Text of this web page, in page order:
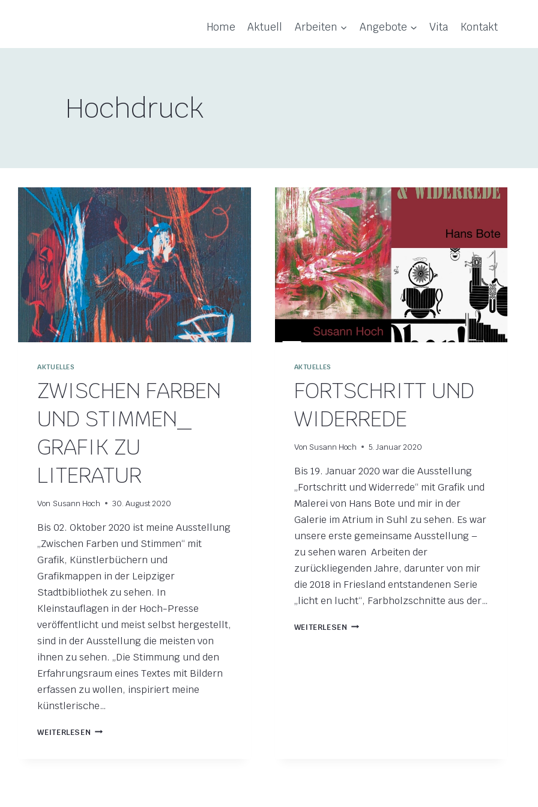
Home Aktuell Arbeiten Angebote Vita Kontakt
Hochdruck
AKTUELLES
ZWISCHEN FARBEN
UND STIMMEN_
GRAFIK ZU
LITERATUR
Von Susann Hoch 30. August 2020
Bis 02. Oktober 2020 ist meine Ausstellung
„Zwischen Farben und Stimmen“ mit
Grafik, Künstlerbüchern und
Grafikmappen in der Leipziger
Stadtbibliothek zu sehen. In
Kleinstauflagen in der Hoch-Presse
veröffentlicht und meist selbst hergestellt,
sind in der Ausstellung die meisten von
ihnen zu sehen. „Die Stimmung und den
Erfahrungsraum eines Textes mit Bildern
erfassen zu wollen, inspiriert meine
künstlerische…
WEITERLESEN ZWISCHEN
AKTUELLES
FORTSCHRITT UND
WIDERREDE
Von Susann Hoch 5. Januar 2020
Bis 19. Januar 2020 war die Ausstellung
„Fortschritt und Widerrede“ mit Grafik und
Malerei von Hans Bote und mir in der
Galerie im Atrium in Suhl zu sehen. Es war
unsere erste gemeinsame Ausstellung –
zu sehen waren Arbeiten der
zurückliegenden Jahre, darunter von mir
die 2018 in Friesland entstandenen Serie
„licht en lucht“, Farbholzschnitte aus der…
WEITERLESEN FORTSCHRITT